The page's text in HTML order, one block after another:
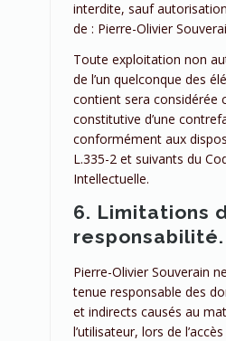
interdite, sauf
de : Pierre-Olivier
Toute exploitation non
de l’un quelconque des
contient sera considérée
constitutive d’une
conformément aux
L.335-2 et suivants du
Intellectuelle.
6. Limitations
responsabilité.
Pierre-Olivier Souverain
tenue responsable des
et indirects causés au
l’utilisateur, lors de